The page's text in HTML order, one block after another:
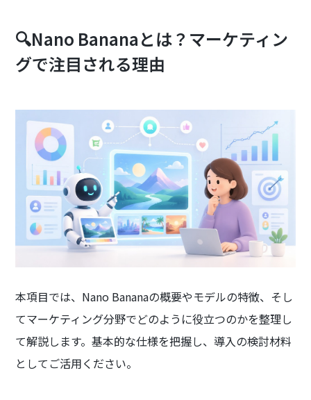
🔍Nano Bananaとは？マーケティン
グで注目される理由
本項目では、Nano Bananaの概要やモデルの特徴、そし
てマーケティング分野でどのように役立つのかを整理し
て解説します。基本的な仕様を把握し、導入の検討材料
としてご活用ください。